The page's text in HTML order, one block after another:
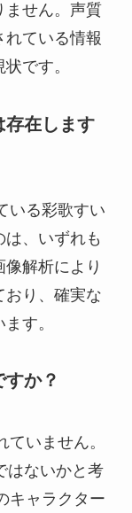
ません。声質
ている情報
です。
存在します
いる彩歌すい
、いずれも
解析により
おり、確実な
す。
か？
いません。
はないかと考
キャラクター